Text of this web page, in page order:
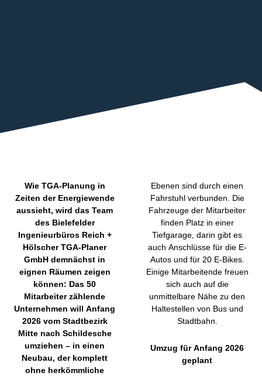
Wie TGA-Planung in
Zeiten der Energiewende
aussieht, wird das Team
des Bielefelder
Ingenieurbüros Reich +
Hölscher TGA-Planer
GmbH demnächst in
eignen Räumen zeigen
können: Das 50
Mitarbeiter zählende
Unternehmen will Anfang
2026 vom Stadtbezirk
Mitte nach Schildesche
umziehen – in einen
Neubau, der komplett
ohne herkömmliche
Ebenen sind durch einen
Fahrstuhl verbunden. Die
Fahrzeuge der Mitarbeiter
finden Platz in einer
Tiefgarage, darin gibt es
auch Anschlüsse für die E-
Autos und für 20 E-Bikes.
Einige Mitarbeitende freuen
sich auch auf die
unmittelbare Nähe zu den
Haltestellen von Bus und
Stadtbahn.
Umzug für Anfang 2026
geplant